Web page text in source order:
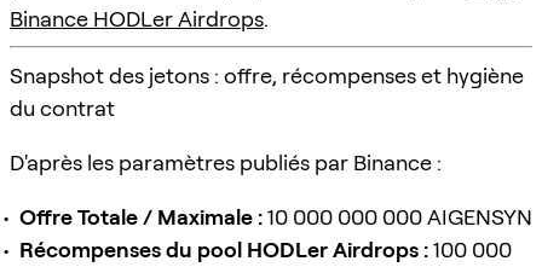
Binance HODLer Airdrops.
Snapshot des jetons : offre, récompenses et hygiène
du contrat
D'après les paramètres publiés par Binance :
Offre Totale / Maximale :10 000 000 000 AIGENSYN
Récompenses du pool HODLer Airdrops :100 000